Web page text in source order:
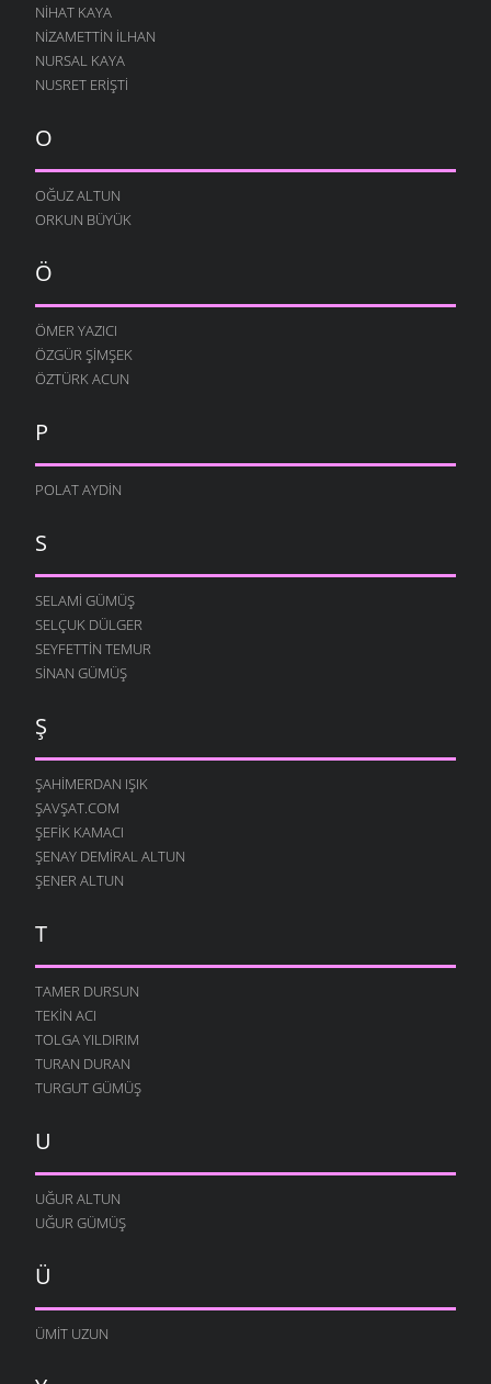
NIHAT KAYA
NIZAMETTIN İLHAN
NURSAL KAYA
NUSRET ERIŞTI
O
OĞUZ ALTUN
ORKUN BÜYÜK
Ö
ÖMER YAZICI
ÖZGÜR ŞIMŞEK
ÖZTÜRK ACUN
P
POLAT AYDIN
S
SELAMI GÜMÜŞ
SELÇUK DÜLGER
SEYFETTIN TEMUR
SINAN GÜMÜŞ
Ş
ŞAHIMERDAN IŞIK
ŞAVŞAT.COM
ŞEFIK KAMACI
ŞENAY DEMIRAL ALTUN
ŞENER ALTUN
T
TAMER DURSUN
TEKIN ACI
TOLGA YILDIRIM
TURAN DURAN
TURGUT GÜMÜŞ
U
UĞUR ALTUN
UĞUR GÜMÜŞ
Ü
ÜMIT UZUN